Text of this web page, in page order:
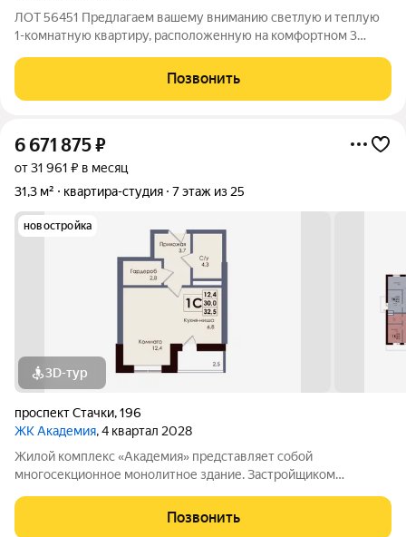
ЛОТ 56451 Предлагаем вашему вниманию светлую и теплую
1-комнатную квартиру, расположенную на комфортном 3
О квартире: Общая площадь: 31 кв.м. Жилая площадь: 16 кв.м.
Площадь кухни: 5 кв.м.
Позвонить
6 671 875₽
от 31 961 ₽ в месяц
31,3 м²
квартира-студия 7 этаж из 25
новостройка
3D-тур
проспект Стачки,196
ЖК Академия, 4 квартал 2028
Жилой комплекс «Академия» представляет собой
многосекционное монолитное здание. Застройщиком
не осуществляется. Благоустройство прилегающей
территории включает в себя организацию детских игровых
Позвонить